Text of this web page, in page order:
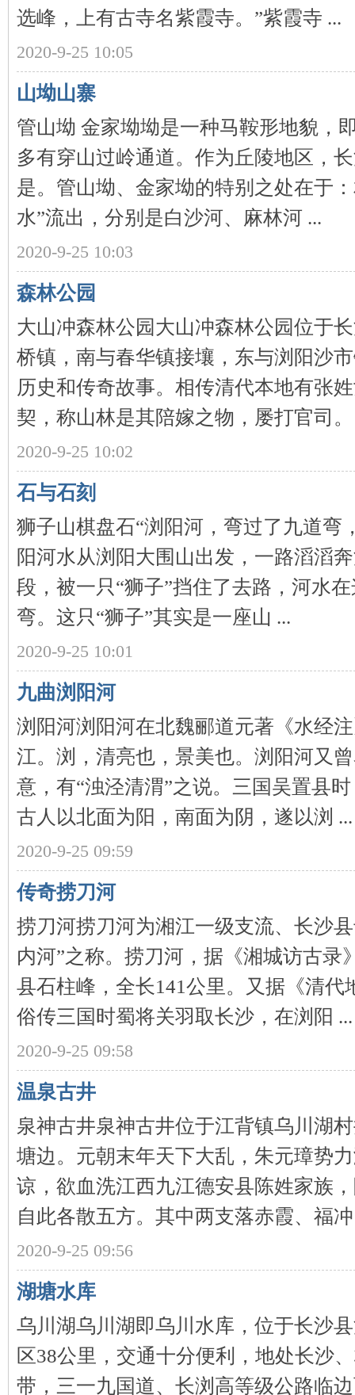
网
选峰，上有古寺名紫霞寺。”紫霞寺 ...
2020-9-25 10:05
山坳山寨
管山坳 金家坳坳是一种马鞍形地貌，
多有穿山过岭通道。作为丘陵地区，
是。管山坳、金家坳的特别之处在于
水”流出，分别是白沙河、麻林河 ...
2020-9-25 10:03
森林公园
大山冲森林公园大山冲森林公园位于
桥镇，南与春华镇接壤，东与浏阳沙
历史和传奇故事。相传清代本地有张
契，称山林是其陪嫁之物，屡打官司。
2020-9-25 10:02
石与石刻
狮子山棋盘石“浏阳河，弯过了九道弯
阳河水从浏阳大围山出发，一路滔滔
段，被一只“狮子”挡住了去路，河水
弯。这只“狮子”其实是一座山 ...
2020-9-25 10:01
九曲浏阳河
浏阳河浏阳河在北魏郦道元著《水经
江。浏，清亮也，景美也。浏阳河又
意，有“浊泾清渭”之说。三国吴置县
古人以北面为阳，南面为阴，遂以浏 ...
2020-9-25 09:59
传奇捞刀河
捞刀河捞刀河为湘江一级支流、长沙
内河”之称。捞刀河，据《湘城访古录
县石柱峰，全长141公里。又据《清代
俗传三国时蜀将关羽取长沙，在浏阳 ...
2020-9-25 09:58
温泉古井
泉神古井泉神古井位于江背镇乌川湖
塘边。元朝末年天下大乱，朱元璋势
谅，欲血洗江西九江德安县陈姓家族
自此各散五方。其中两支落赤霞、福
2020-9-25 09:56
湖塘水库
乌川湖乌川湖即乌川水库，位于长沙
区38公里，交通十分便利，地处长沙
带，三一九国道、长浏高等级公路临